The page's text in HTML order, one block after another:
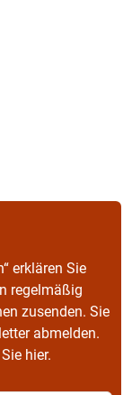
erklären Sie
regelmäßig
zusenden. Sie
abmelden.
hier.